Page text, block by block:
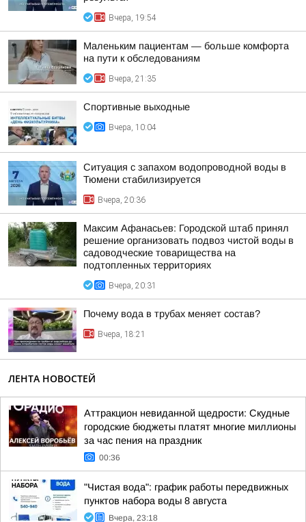
Вчера, 19:54
Маленьким пациентам — больше комфорта
на пути к обследованиям
Вчера, 21:35
Спортивные выходные
Вчера, 10:04
Ситуация с запахом водопроводной воды в
Тюмени стабилизируется
Вчера, 20:36
Максим Афанасьев: Городской штаб принял
решение организовать подвоз чистой воды в
садоводческие товарищества на
подтопленных территориях
Вчера, 20:31
Почему вода в трубах меняет состав?
Вчера, 18:21
ЛЕНТА НОВОСТЕЙ
Аттракцион невиданной щедрости: Скудные
городские бюджеты платят многие миллионы
за час пения на праздник
00:36
"Чистая вода": график работы передвижных
пунктов набора воды 8 августа
Вчера, 23:18